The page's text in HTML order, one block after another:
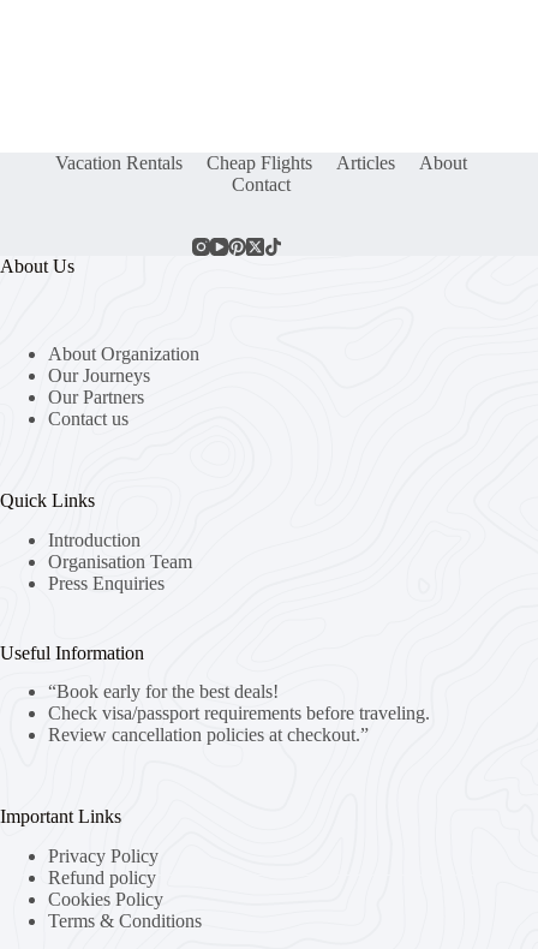
Vacation Rentals Cheap Flights Articles
About
Contact
About Us
About Organization
Our Journeys
Our Partners
Contact us
Quick Links
Introduction
Organisation Team
Press Enquiries
Useful Information
“Book early for the best deals!
Check visa/passport requirements before traveling.
Review cancellation policies at checkout.”
Important Links
Privacy Policy
Refund policy
Cookies Policy
Terms & Conditions